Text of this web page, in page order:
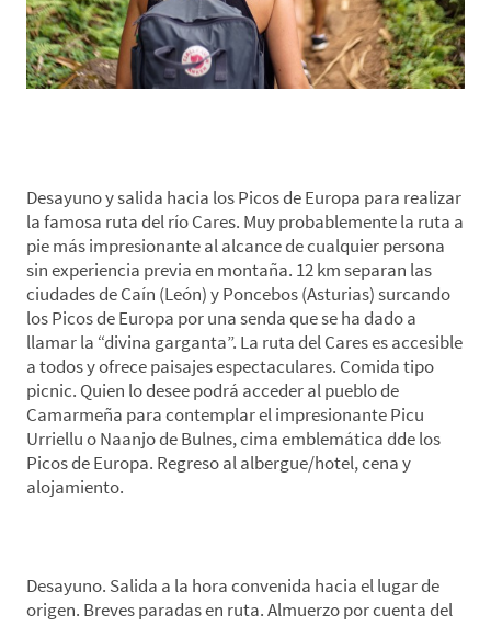
Desayuno y salida hacia los Picos de Europa para realizar
la famosa ruta del río Cares. Muy probablemente la ruta a
pie más impresionante al alcance de cualquier persona
sin experiencia previa en montaña. 12 km separan las
ciudades de Caín (León) y Poncebos (Asturias) surcando
los Picos de Europa por una senda que se ha dado a
llamar la “divina garganta”. La ruta del Cares es accesible
a todos y ofrece paisajes espectaculares. Comida tipo
picnic. Quien lo desee podrá acceder al pueblo de
Camarmeña para contemplar el impresionante Picu
Urriellu o Naanjo de Bulnes, cima emblemática dde los
Picos de Europa. Regreso al albergue/hotel, cena y
alojamiento.
Desayuno. Salida a la hora convenida hacia el lugar de
origen. Breves paradas en ruta. Almuerzo por cuenta del